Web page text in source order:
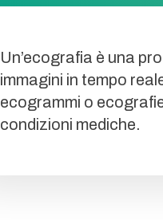
Un’ecografia è una
immagini in tempo
ecogrammi o
condizioni mediche.